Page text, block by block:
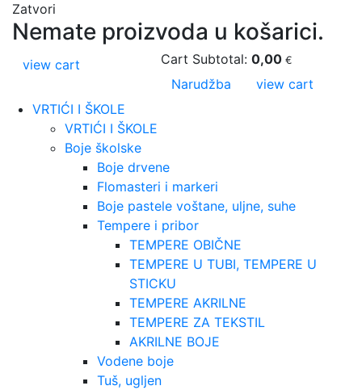
Zatvori
Nemate proizvoda u košarici.
Cart Subtotal: 0,00 €
Narudžba view cart
view cart
VRTIĆI I ŠKOLE
VRTIĆI I ŠKOLE
Boje školske
Boje drvene
Flomasteri i markeri
Boje pastele voštane, uljne, suhe
Tempere i pribor
TEMPERE OBIČNE
TEMPERE U TUBI, TEMPERE U
STICKU
TEMPERE AKRILNE
TEMPERE ZA TEKSTIL
AKRILNE BOJE
Vodene boje
Tuš, ugljen